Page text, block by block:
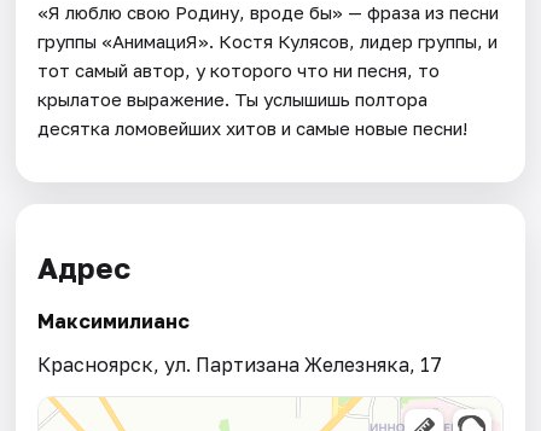
«Я люблю свою Родину, вроде бы» — фраза из песни
группы «АнимациЯ». Костя Кулясов, лидер группы, и
тот самый автор, у которого что ни песня, то
крылатое выражение. Ты услышишь полтора
десятка ломовейших хитов и самые новые песни!
Адрес
Максимилианс
Красноярск, ул. Партизана Железняка, 17